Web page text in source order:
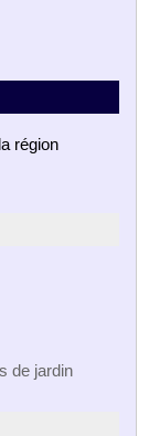
région
de jardin